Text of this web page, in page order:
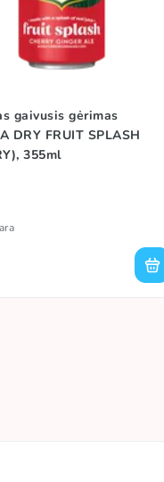
gaivusis gėrimas
DRY FRUIT SPLASH
355ml